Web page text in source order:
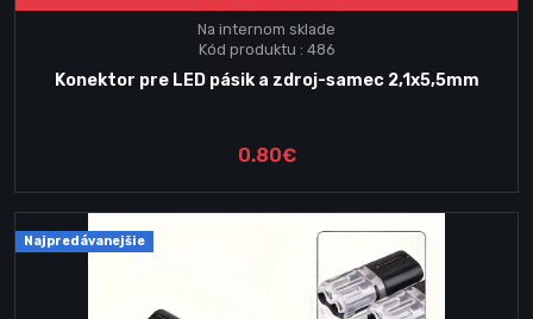
Na internom sklade
Kód produktu : 486
Konektor pre LED pásik a zdroj-samec 2,1x5,5mm
0.80€
Najpredávanejšie